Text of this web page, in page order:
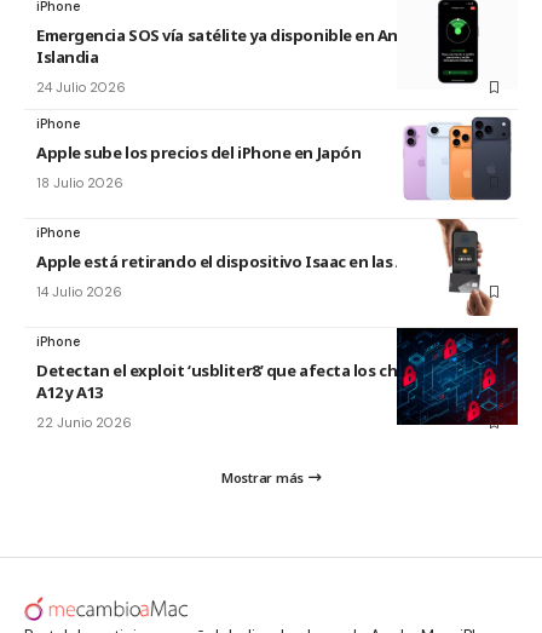
iPhone
Emergencia SOS vía satélite ya disponible en Andorra e
Islandia
24 Julio 2026
iPhone
Apple sube los precios del iPhone en Japón
18 Julio 2026
iPhone
Apple está retirando el dispositivo Isaac en las Apple Store
14 Julio 2026
iPhone
Detectan el exploit ‘usbliter8’ que afecta los chips de Apple
A12 y A13
22 Junio 2026
Mostrar más